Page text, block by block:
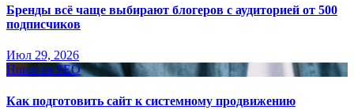
Бренды всё чаще выбирают блогеров с аудиторией от 500
подписчиков
Июл 29, 2026
Новости SEO
Как подготовить сайт к системному продвижению